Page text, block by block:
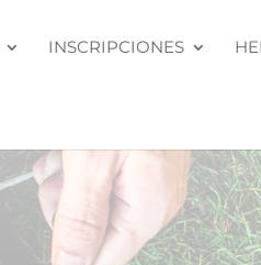
INSCRIPCIONES